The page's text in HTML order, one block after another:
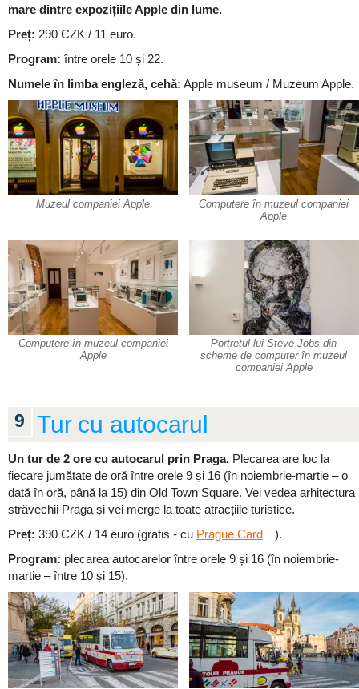
mare dintre expozițiile Apple din lume.
Preț: 290 CZK / 11 euro.
Program: între orele 10 și 22.
Numele în limba engleză, cehă: Apple museum / Muzeum Apple.
Muzeul companiei Apple
Computere în muzeul companiei
Apple
Computere în muzeul companiei
Apple
Portretul lui Steve Jobs din
scheme de computer în muzeul
companiei Apple
9 Tur cu autocarul
Un tur de 2 ore cu autocarul prin Praga. Plecarea are loc la
fiecare jumătate de oră între orele 9 și 16 (în noiembrie-martie – o
dată în oră, până la 15) din Old Town Square. Vei vedea arhitectura
străvechii Praga și vei merge la toate atracțiile turistice.
Preț: 390 CZK / 14 euro (gratis - cu Prague Card
).
Program: plecarea autocarelor între orele 9 și 16 (în noiembrie-
martie – între 10 și 15).